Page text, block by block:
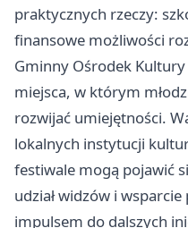
praktycznych rzeczy:
finansowe możliwości
Gminny Ośrodek
miejsca, w którym
rozwijać umiejętności.
lokalnych instytucji
festiwale mogą pojawić
udział widzów i
impulsem do dalszych